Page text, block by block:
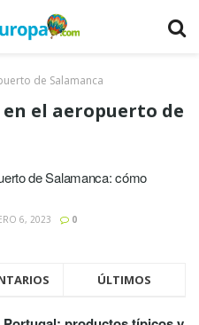
de Salamanca
el aeropuerto de
de Salamanca: cómo
6, 2023 0
ÚLTIMOS